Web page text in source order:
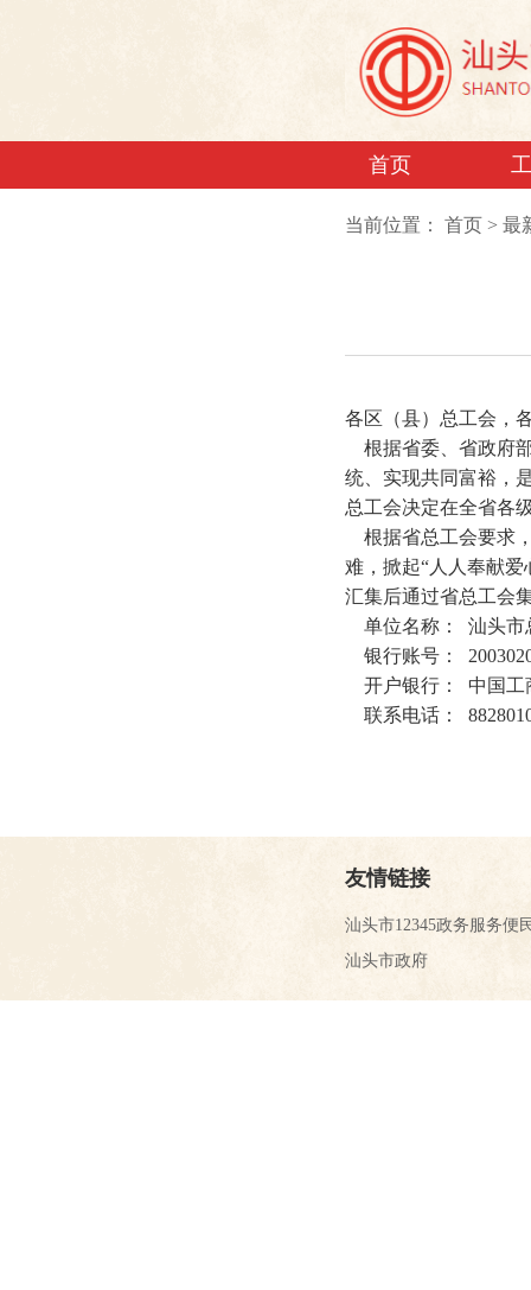
首页
当前位置： 首页 > 最
各区（县）总工会，
根据省委、省政府
统、实现共同富裕，
总工会决定在全省各
根据省总工会要求
难，掀起“人人奉献
汇集后通过省总工会
单位名称： 汕头市
银行账号：
开户银行： 中国工
联系电话：
友情链接
汕头市12345政务服务便
汕头市政府